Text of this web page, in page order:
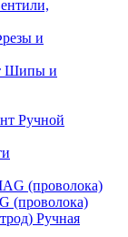
и
Шипы и
Ручной
(проволока)
Ручная